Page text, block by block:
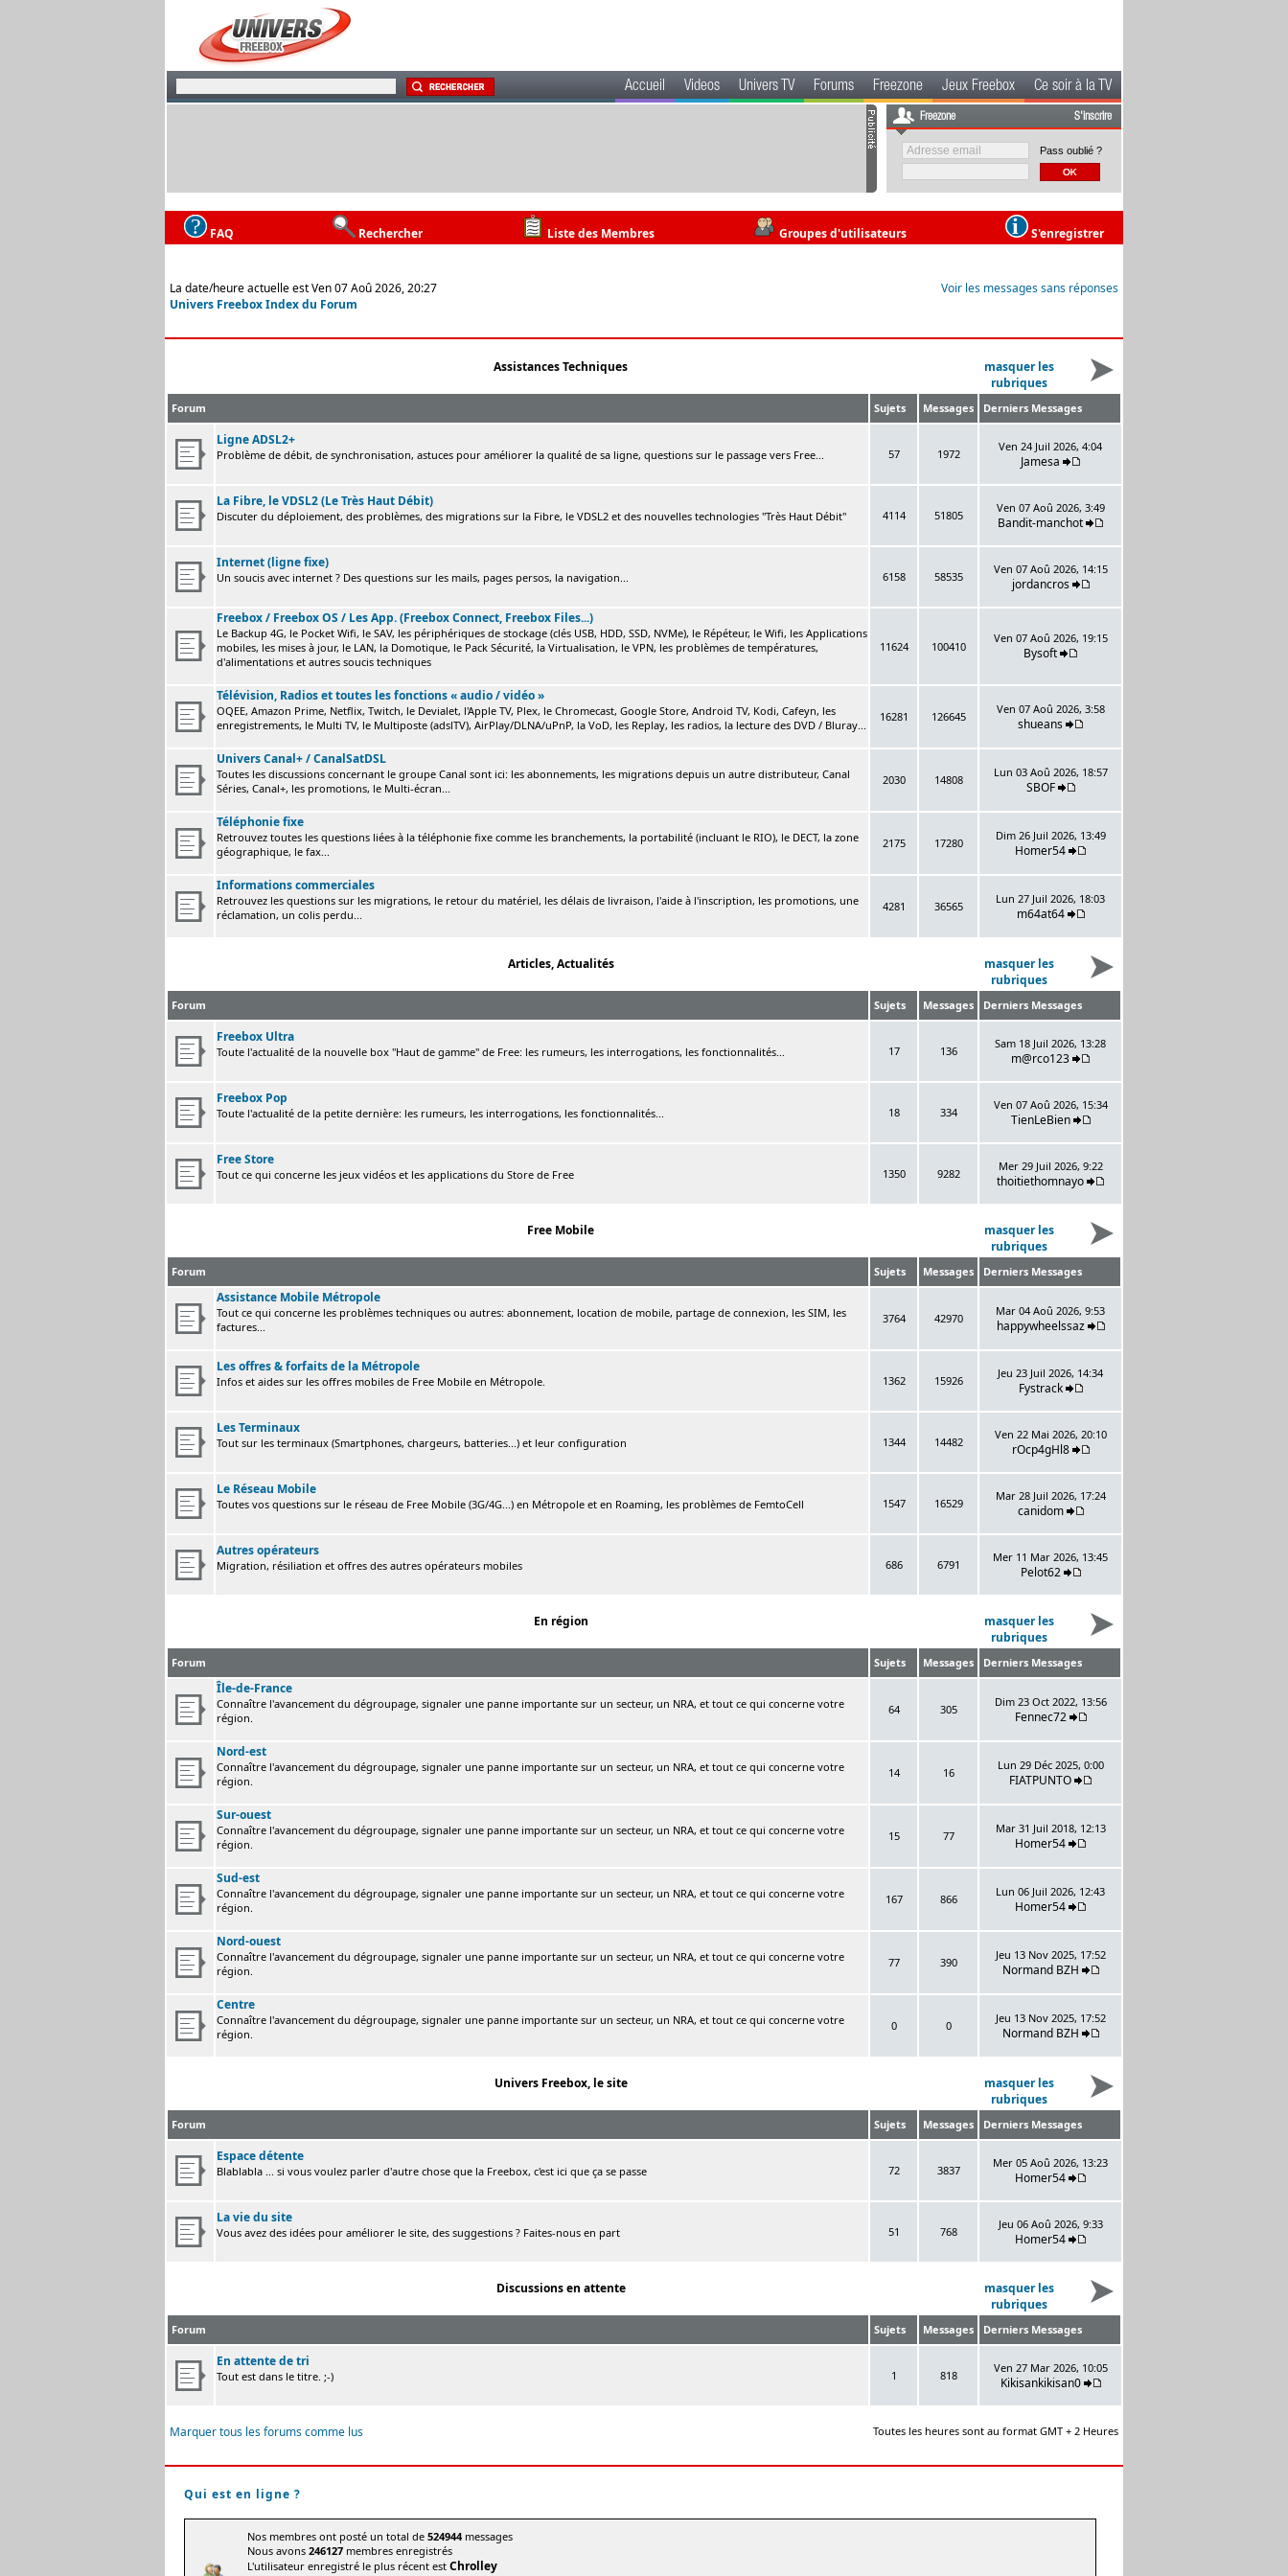
Accueil Videos Univers TV Forums Freezone Jeux Freebox Ce soir à la TV
Freezone S'inscrire
Pass oublié ?
FAQ Rechercher Liste des Membres Groupes d'utilisateurs S'enregistrer
La date/heure actuelle est Ven 07 Aoû 2026, 20:27
Univers Freebox Index du Forum
Voir les messages sans réponses
Assistances Techniques
masquer les
rubriques
Forum Sujets Messages Derniers Messages
Ligne ADSL2+
Problème de débit, de synchronisation, astuces pour améliorer la qualité de sa ligne, questions sur le passage vers Free... 57 1972
Ven 24 Juil 2026, 4:04
Jamesa
La Fibre, le VDSL2 (Le Très Haut Débit)
Discuter du déploiement, des problèmes, des migrations sur la Fibre, le VDSL2 et des nouvelles technologies "Très Haut Débit" 4114 51805
Ven 07 Aoû 2026, 3:49
Bandit-manchot
Internet (ligne fixe)
Un soucis avec internet ? Des questions sur les mails, pages persos, la navigation... 6158 58535
Ven 07 Aoû 2026, 14:15
jordancros
Freebox / Freebox OS / Les App. (Freebox Connect, Freebox Files...)
Le Backup 4G, le Pocket Wifi, le SAV, les périphériques de stockage (clés USB, HDD, SSD, NVMe), le Répéteur, le Wifi, les Applications
mobiles, les mises à jour, le LAN, la Domotique, le Pack Sécurité, la Virtualisation, le VPN, les problèmes de températures,
d'alimentations et autres soucis techniques
11624 100410
Ven 07 Aoû 2026, 19:15
Bysoft
Télévision, Radios et toutes les fonctions « audio / vidéo »
OQEE, Amazon Prime, Netflix, Twitch, le Devialet, l'Apple TV, Plex, le Chromecast, Google Store, Android TV, Kodi, Cafeyn, les
enregistrements, le Multi TV, le Multiposte (adslTV), AirPlay/DLNA/uPnP, la VoD, les Replay, les radios, la lecture des DVD / Bluray...
16281 126645
Ven 07 Aoû 2026, 3:58
shueans
Univers Canal+ / CanalSatDSL
Toutes les discussions concernant le groupe Canal sont ici: les abonnements, les migrations depuis un autre distributeur, Canal
Séries, Canal+, les promotions, le Multi-écran...
2030 14808
Lun 03 Aoû 2026, 18:57
SBOF
Téléphonie fixe
Retrouvez toutes les questions liées à la téléphonie fixe comme les branchements, la portabilité (incluant le RIO), le DECT, la zone
géographique, le fax...
2175 17280
Dim 26 Juil 2026, 13:49
Homer54
Informations commerciales
Retrouvez les questions sur les migrations, le retour du matériel, les délais de livraison, l'aide à l'inscription, les promotions, une
réclamation, un colis perdu...
4281 36565
Lun 27 Juil 2026, 18:03
m64at64
Articles, Actualités
masquer les
rubriques
Forum Sujets Messages Derniers Messages
Freebox Ultra
Toute l'actualité de la nouvelle box "Haut de gamme" de Free: les rumeurs, les interrogations, les fonctionnalités... 17 136
Sam 18 Juil 2026, 13:28
m@rco123
Freebox Pop
Toute l'actualité de la petite dernière: les rumeurs, les interrogations, les fonctionnalités... 18 334
Ven 07 Aoû 2026, 15:34
TienLeBien
Free Store
Tout ce qui concerne les jeux vidéos et les applications du Store de Free 1350 9282
Mer 29 Juil 2026, 9:22
thoitiethomnayo
Free Mobile
masquer les
rubriques
Forum Sujets Messages Derniers Messages
Assistance Mobile Métropole
Tout ce qui concerne les problèmes techniques ou autres: abonnement, location de mobile, partage de connexion, les SIM, les
factures...
3764 42970
Mar 04 Aoû 2026, 9:53
happywheelssaz
Les offres & forfaits de la Métropole
Infos et aides sur les offres mobiles de Free Mobile en Métropole. 1362 15926
Jeu 23 Juil 2026, 14:34
Fystrack
Les Terminaux
Tout sur les terminaux (Smartphones, chargeurs, batteries...) et leur configuration 1344 14482
Ven 22 Mai 2026, 20:10
rOcp4gHl8
Le Réseau Mobile
Toutes vos questions sur le réseau de Free Mobile (3G/4G...) en Métropole et en Roaming, les problèmes de FemtoCell 1547 16529
Mar 28 Juil 2026, 17:24
canidom
Autres opérateurs
Migration, résiliation et offres des autres opérateurs mobiles 686 6791
Mer 11 Mar 2026, 13:45
Pelot62
En région
masquer les
rubriques
Forum Sujets Messages Derniers Messages
Île-de-France
Connaître l'avancement du dégroupage, signaler une panne importante sur un secteur, un NRA, et tout ce qui concerne votre
région.
64 305
Dim 23 Oct 2022, 13:56
Fennec72
Nord-est
Connaître l'avancement du dégroupage, signaler une panne importante sur un secteur, un NRA, et tout ce qui concerne votre
région.
14 16
Lun 29 Déc 2025, 0:00
FIATPUNTO
Sur-ouest
Connaître l'avancement du dégroupage, signaler une panne importante sur un secteur, un NRA, et tout ce qui concerne votre
région.
15 77
Mar 31 Juil 2018, 12:13
Homer54
Sud-est
Connaître l'avancement du dégroupage, signaler une panne importante sur un secteur, un NRA, et tout ce qui concerne votre
région.
167 866
Lun 06 Juil 2026, 12:43
Homer54
Nord-ouest
Connaître l'avancement du dégroupage, signaler une panne importante sur un secteur, un NRA, et tout ce qui concerne votre
région.
77 390
Jeu 13 Nov 2025, 17:52
Normand BZH
Centre
Connaître l'avancement du dégroupage, signaler une panne importante sur un secteur, un NRA, et tout ce qui concerne votre
région.
0 0
Jeu 13 Nov 2025, 17:52
Normand BZH
Univers Freebox, le site
masquer les
rubriques
Forum Sujets Messages Derniers Messages
Espace détente
Blablabla ... si vous voulez parler d'autre chose que la Freebox, c'est ici que ça se passe 72 3837
Mer 05 Aoû 2026, 13:23
Homer54
La vie du site
Vous avez des idées pour améliorer le site, des suggestions ? Faites-nous en part 51 768
Jeu 06 Aoû 2026, 9:33
Homer54
Discussions en attente
masquer les
rubriques
Forum Sujets Messages Derniers Messages
En attente de tri
Tout est dans le titre. ;-) 1 818
Ven 27 Mar 2026, 10:05
Kikisankikisan0
Marquer tous les forums comme lus Toutes les heures sont au format GMT + 2 Heures
Qui est en ligne ?
Nos membres ont posté un total de 524944messages
Nous avons 246127 membres enregistrés
L'utilisateur enregistré le plus récent est Chrolley